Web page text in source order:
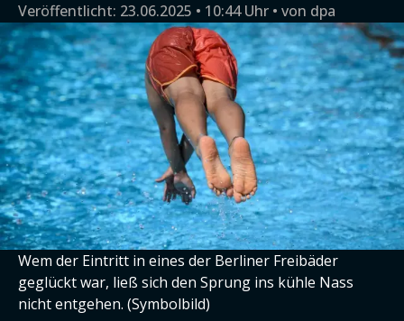
Veröffentlicht: 23.06.2025 • 10:44 Uhr von dpa
Wem der Eintritt in eines der Berliner Freibäder
geglückt war, ließ sich den Sprung ins kühle Nass
nicht entgehen. (Symbolbild)